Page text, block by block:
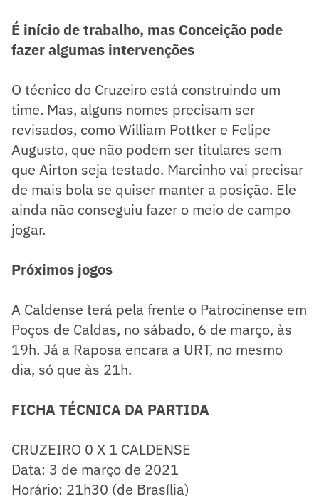
É início de trabalho, mas Conceição pode
fazer algumas intervenções
O técnico do Cruzeiro está construindo um
time. Mas, alguns nomes precisam ser
revisados, como William Pottker e Felipe
Augusto, que não podem ser titulares sem
que Airton seja testado. Marcinho vai precisar
de mais bola se quiser manter a posição. Ele
ainda não conseguiu fazer o meio de campo
jogar.
Próximos jogos
A Caldense terá pela frente o Patrocinense em
Poços de Caldas, no sábado, 6 de março, às
19h. Já a Raposa encara a URT, no mesmo
dia, só que às 21h.
FICHA TÉCNICA DA PARTIDA
CRUZEIRO 0 X 1 CALDENSE
Data: 3 de março de 2021
Horário: 21h30 (de Brasília)